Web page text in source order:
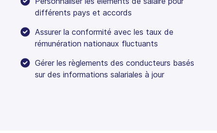
différents pays et accords
Assurer la conformité avec les taux de
rémunération nationaux fluctuants
Gérer les règlements des conducteurs basés
sur des informations salariales à jour